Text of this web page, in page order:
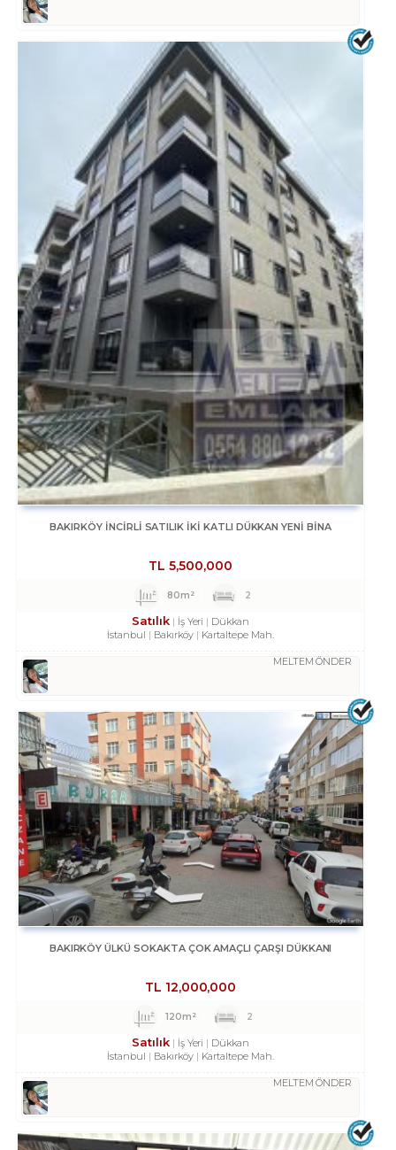
BAKIRKÖY İNCİRLİ SATILIK İKİ KATLI DÜKKAN YENİ BİNA
TL 5,500,000
80m² 2
Satılık İş Yeri
Dükkan
İstanbul
Bakırköy Kartaltepe Mah.
MELTEM ÖNDER
BAKIRKÖY ÜLKÜ SOKAKTA ÇOK AMAÇLI ÇARŞI DÜKKANI
TL 12,000,000
120m² 2
Satılık İş Yeri
Dükkan
İstanbul
Bakırköy Kartaltepe Mah.
MELTEM ÖNDER